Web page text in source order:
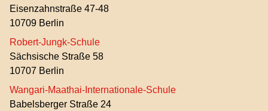
Eisenzahnstraße 47-48
10709 Berlin
Robert-Jungk-Schule
Sächsische Straße 58
10707 Berlin
Wangari-Maathai-Internationale-Schule
Babelsberger Straße 24